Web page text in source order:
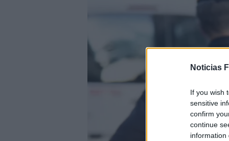
Noticias
If you wish
sensitive
confirm
continue
information